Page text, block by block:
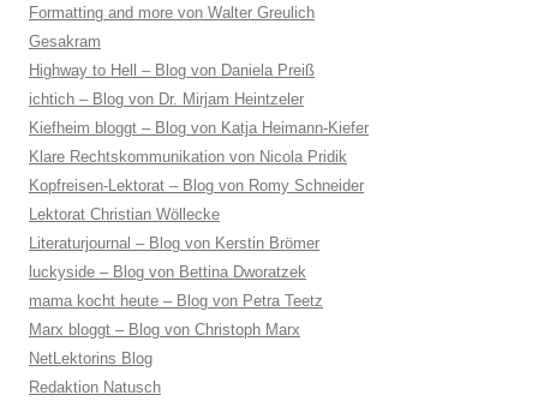
Formatting and more von Walter Greulich
Gesakram
Highway to Hell – Blog von Daniela Preiß
ichtich – Blog von Dr. Mirjam Heintzeler
Kiefheim bloggt – Blog von Katja Heimann-Kiefer
Klare Rechtskommunikation von Nicola Pridik
Kopfreisen-Lektorat – Blog von Romy Schneider
Lektorat Christian Wöllecke
Literaturjournal – Blog von Kerstin Brömer
luckyside – Blog von Bettina Dworatzek
mama kocht heute – Blog von Petra Teetz
Marx bloggt – Blog von Christoph Marx
NetLektorins Blog
Redaktion Natusch